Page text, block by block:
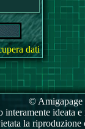
dati
© Amigapage
interamente ideata
la